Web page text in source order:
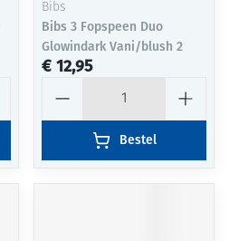
Bibs
Bibs 3 Fopspeen Duo
Glowindark Vani/blush 2
€ 12,95
Bestel